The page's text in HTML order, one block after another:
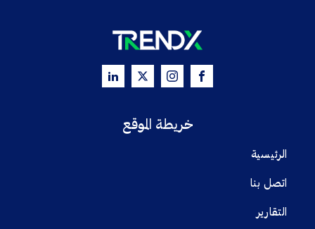
خريطة الموقع
الرئيسية
اتصل بنا
التقارير